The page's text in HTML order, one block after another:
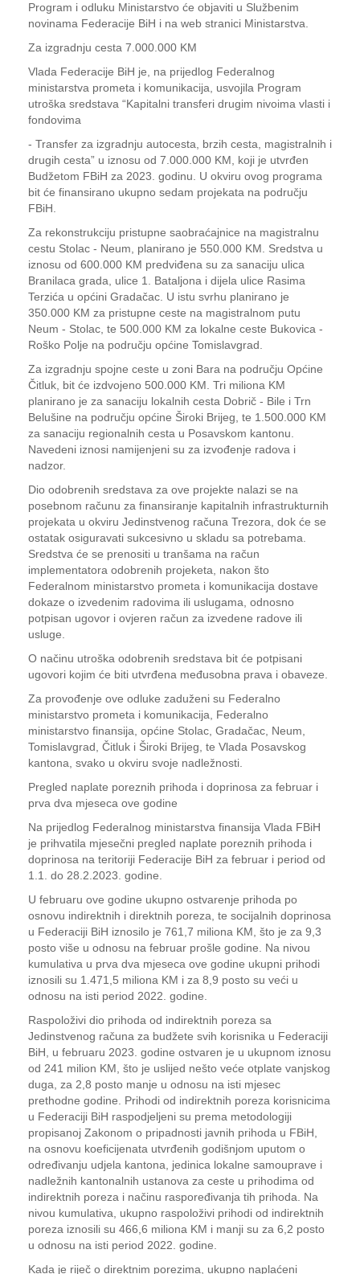
Program i odluku Ministarstvo će objaviti u Službenim
novinama Federacije BiH i na web stranici Ministarstva.
Za izgradnju cesta 7.000.000 KM
Vlada Federacije BiH je, na prijedlog Federalnog
ministarstva prometa i komunikacija, usvojila Program
utroška sredstava “Kapitalni transferi drugim nivoima vlasti i
fondovima
- Transfer za izgradnju autocesta, brzih cesta, magistralnih i
drugih cesta” u iznosu od 7.000.000 KM, koji je utvrđen
Budžetom FBiH za 2023. godinu. U okviru ovog programa
bit će finansirano ukupno sedam projekata na području
FBiH.
Za rekonstrukciju pristupne saobraćajnice na magistralnu
cestu Stolac - Neum, planirano je 550.000 KM. Sredstva u
iznosu od 600.000 KM predviđena su za sanaciju ulica
Branilaca grada, ulice 1. Bataljona i dijela ulice Rasima
Terzića u općini Gradačac. U istu svrhu planirano je
350.000 KM za pristupne ceste na magistralnom putu
Neum - Stolac, te 500.000 KM za lokalne ceste Bukovica -
Roško Polje na području općine Tomislavgrad.
Za izgradnju spojne ceste u zoni Bara na području Općine
Čitluk, bit će izdvojeno 500.000 KM. Tri miliona KM
planirano je za sanaciju lokalnih cesta Dobrič - Bile i Trn
Belušine na području općine Široki Brijeg, te 1.500.000 KM
za sanaciju regionalnih cesta u Posavskom kantonu.
Navedeni iznosi namijenjeni su za izvođenje radova i
nadzor.
Dio odobrenih sredstava za ove projekte nalazi se na
posebnom računu za finansiranje kapitalnih infrastrukturnih
projekata u okviru Jedinstvenog računa Trezora, dok će se
ostatak osiguravati sukcesivno u skladu sa potrebama.
Sredstva će se prenositi u tranšama na račun
implementatora odobrenih projeketa, nakon što
Federalnom ministarstvo prometa i komunikacija dostave
dokaze o izvedenim radovima ili uslugama, odnosno
potpisan ugovor i ovjeren račun za izvedene radove ili
usluge.
O načinu utroška odobrenih sredstava bit će potpisani
ugovori kojim će biti utvrđena međusobna prava i obaveze.
Za provođenje ove odluke zaduženi su Federalno
ministarstvo prometa i komunikacija, Federalno
ministarstvo finansija, općine Stolac, Gradačac, Neum,
Tomislavgrad, Čitluk i Široki Brijeg, te Vlada Posavskog
kantona, svako u okviru svoje nadležnosti.
Pregled naplate poreznih prihoda i doprinosa za februar i
prva dva mjeseca ove godine
Na prijedlog Federalnog ministarstva finansija Vlada FBiH
je prihvatila mjesečni pregled naplate poreznih prihoda i
doprinosa na teritoriji Federacije BiH za februar i period od
1.1. do 28.2.2023. godine.
U februaru ove godine ukupno ostvarenje prihoda po
osnovu indirektnih i direktnih poreza, te socijalnih doprinosa
u Federaciji BiH iznosilo je 761,7 miliona KM, što je za 9,3
posto više u odnosu na februar prošle godine. Na nivou
kumulativa u prva dva mjeseca ove godine ukupni prihodi
iznosili su 1.471,5 miliona KM i za 8,9 posto su veći u
odnosu na isti period 2022. godine.
Raspoloživi dio prihoda od indirektnih poreza sa
Jedinstvenog računa za budžete svih korisnika u Federaciji
BiH, u februaru 2023. godine ostvaren je u ukupnom iznosu
od 241 milion KM, što je uslijed nešto veće otplate vanjskog
duga, za 2,8 posto manje u odnosu na isti mjesec
prethodne godine. Prihodi od indirektnih poreza korisnicima
u Federaciji BiH raspodjeljeni su prema metodologiji
propisanoj Zakonom o pripadnosti javnih prihoda u FBiH,
na osnovu koeficijenata utvrđenih godišnjom uputom o
određivanju udjela kantona, jedinica lokalne samouprave i
nadležnih kantonalnih ustanova za ceste u prihodima od
indirektnih poreza i načinu raspoređivanja tih prihoda. Na
nivou kumulativa, ukupno raspoloživi prihodi od indirektnih
poreza iznosili su 466,6 miliona KM i manji su za 6,2 posto
u odnosu na isti period 2022. godine.
Kada je riječ o direktnim porezima, ukupno naplaćeni